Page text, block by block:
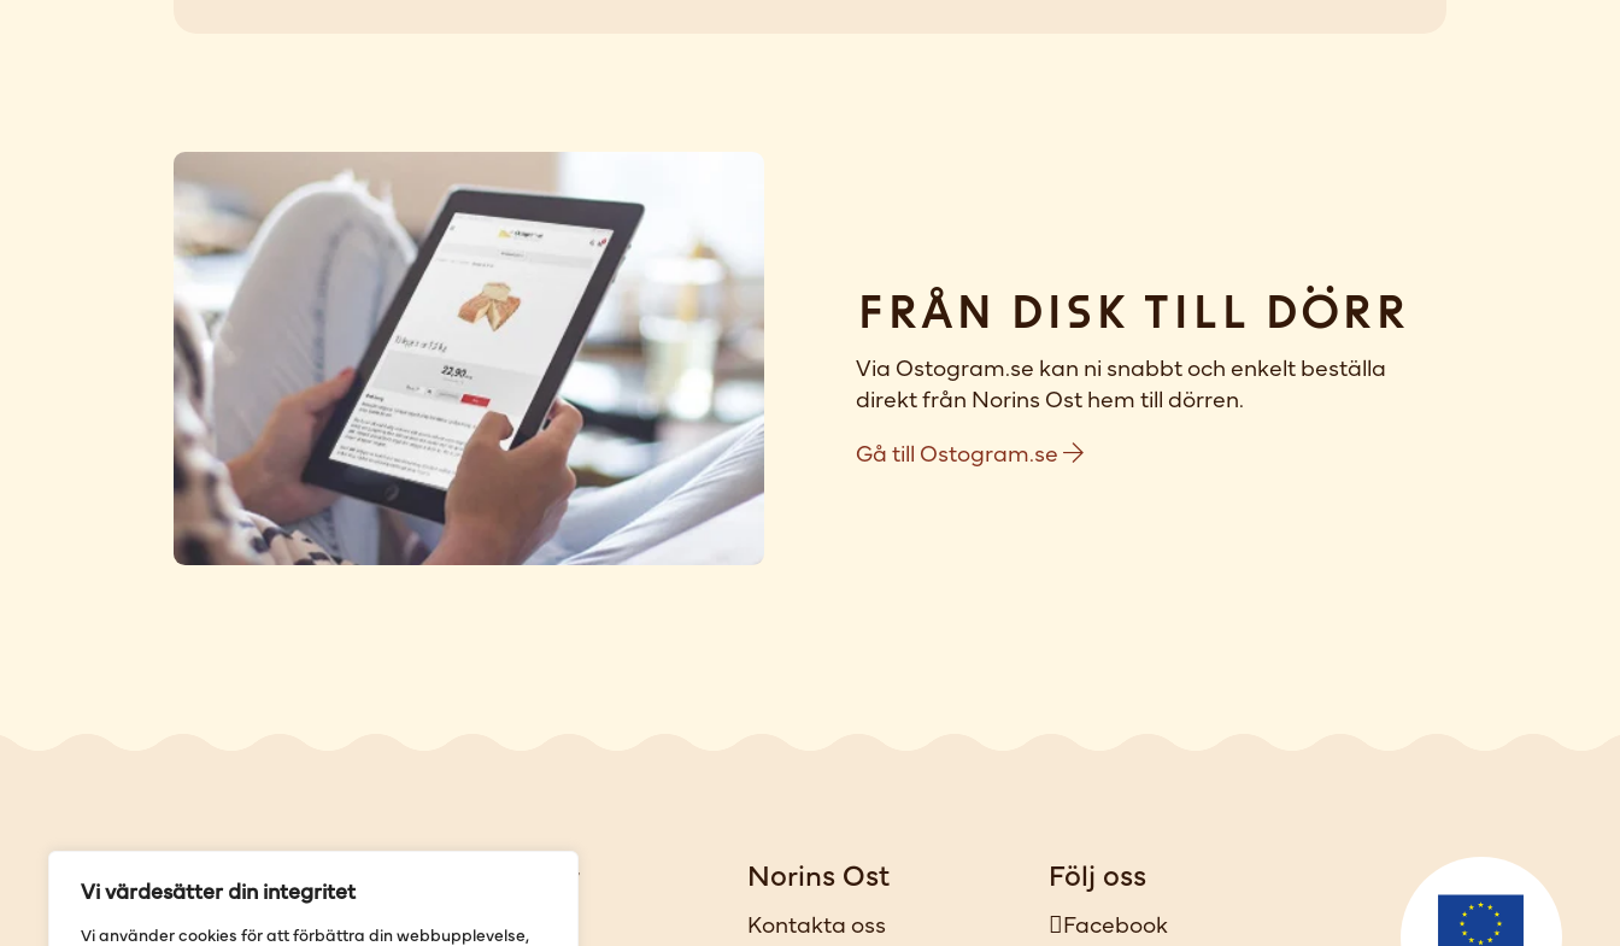
Vi värdesätter din integritet
Vi använder cookies för att förbättra din webbupplevelse,
Från disk till dörr
Via Ostogram.se kan ni snabbt och enkelt beställa
direkt från Norins Ost hem till dörren.
Gå till Ostogram.se
Genvägar
Våra butiker
Norins Ost
Kontakta oss
Följ oss
Facebook